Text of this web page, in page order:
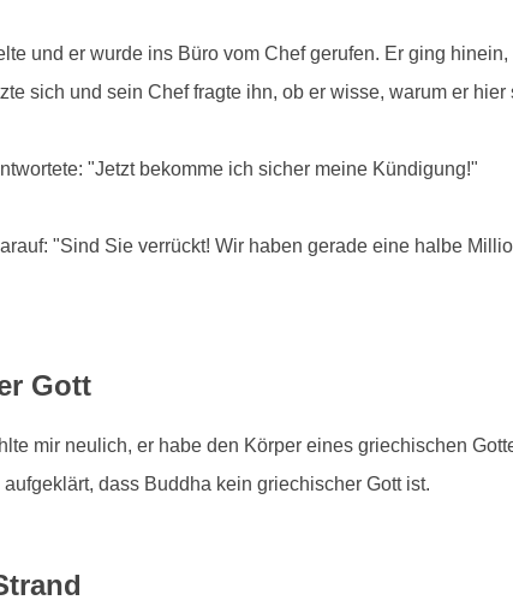
und er wurde ins Büro vom Chef gerufen. Er ging
sich und sein Chef fragte ihn, ob er wisse, warum er hier
"Jetzt bekomme ich sicher meine Kündigung!"
"Sind Sie verrückt! Wir haben gerade eine halbe
Gott
mir neulich, er habe den Körper eines griechischen
aufgeklärt, dass Buddha kein griechischer Gott ist.